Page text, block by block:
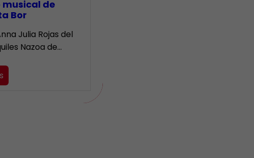
de
Bor
Julia Rojas del
Nazoa de…